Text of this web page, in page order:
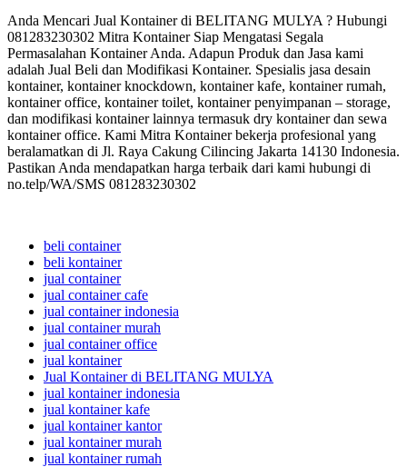
Anda Mencari Jual Kontainer di BELITANG MULYA ? Hubungi
081283230302 Mitra Kontainer Siap Mengatasi Segala
Permasalahan Kontainer Anda. Adapun Produk dan Jasa kami
adalah Jual Beli dan Modifikasi Kontainer. Spesialis jasa desain
kontainer, kontainer knockdown, kontainer kafe, kontainer rumah,
kontainer office, kontainer toilet, kontainer penyimpanan – storage,
dan modifikasi kontainer lainnya termasuk dry kontainer dan sewa
kontainer office. Kami Mitra Kontainer bekerja profesional yang
beralamatkan di Jl. Raya Cakung Cilincing Jakarta 14130 Indonesia.
Pastikan Anda mendapatkan harga terbaik dari kami hubungi di
no.telp/WA/SMS 081283230302
beli container
beli kontainer
jual container
jual container cafe
jual container indonesia
jual container murah
jual container office
jual kontainer
Jual Kontainer di BELITANG MULYA
jual kontainer indonesia
jual kontainer kafe
jual kontainer kantor
jual kontainer murah
jual kontainer rumah